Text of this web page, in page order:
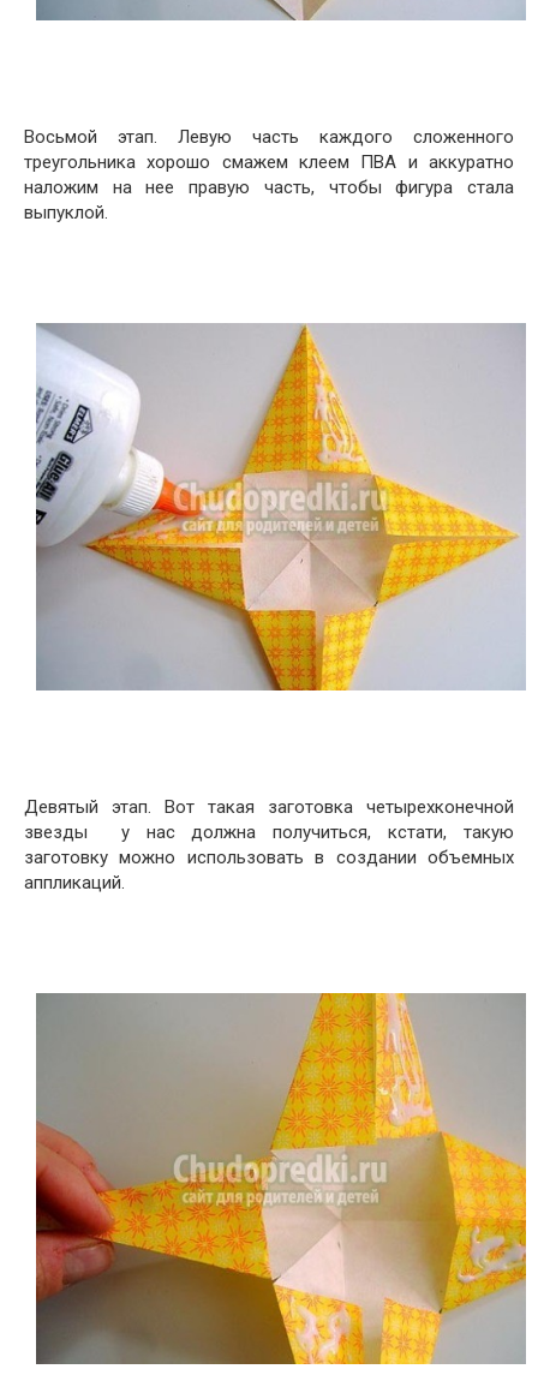
Восьмой этап. Левую часть каждого сложенного
треугольника хорошо смажем клеем ПВА и аккуратно
наложим на нее правую часть, чтобы фигура стала
выпуклой.
Девятый этап. Вот такая заготовка четырехконечной
звезды у нас должна получиться, кстати, такую
заготовку можно использовать в создании объемных
аппликаций.